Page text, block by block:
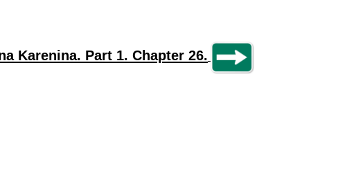
Karenina. Part 1. Chapter 26.